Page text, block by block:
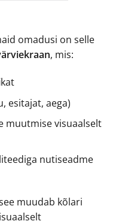
omadusi on selle
, mis:
esitajat, aega)
muutmise visuaalselt
nutiseadme
muudab kõlari